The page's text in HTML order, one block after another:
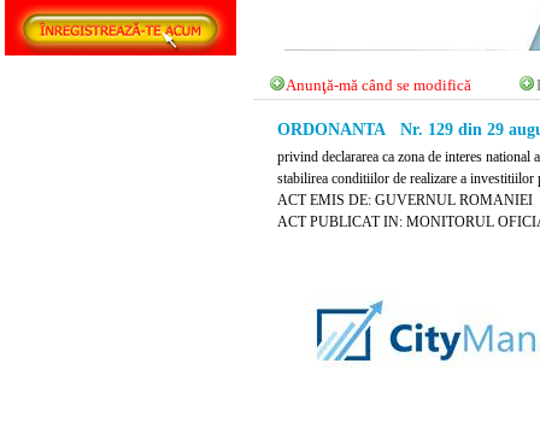
Anunţă-mă când se modifică
ORDONANTA Nr. 129 din 29
privind declararea ca zona de interes
stabilirea conditiilor de realizare a investitiilor
ACT EMIS DE: GUVERNUL ROMANIEI
ACT PUBLICAT IN: MONITORUL